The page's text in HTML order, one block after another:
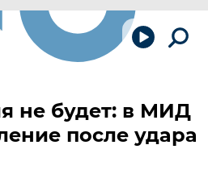
не будет: в МИД
после удара